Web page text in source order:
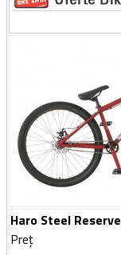
Haro Steel Reserve
Preț